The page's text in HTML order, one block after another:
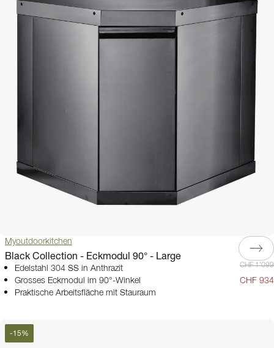
Myoutdoorkitchen
Black Collection - Eckmodul 90° - Large
Edelstahl 304 SS in Anthrazit
Grosses Eckmodul im 90°-Winkel
Praktische Arbeitsfläche mit Stauraum
CHF 1'099
CHF 934
-15%